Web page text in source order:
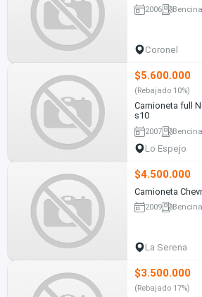
2006
Coronel
$5.600.000
(Rebajado 10%)
Camioneta full
s10
2007
Lo Espejo
$4.500.000
Camioneta
2009
La Serena
$3.500.000
(Rebajado 17%)